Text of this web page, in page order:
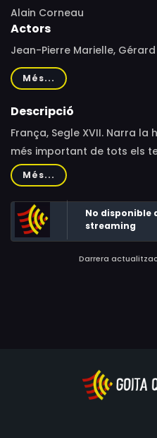
Alain Corneau
Actors
Jean-Pierre Marielle,
Guillaume Depardieu,
Jean-Claude Dreyfus, Yves
Marie Poirier, Myriam Boyer,
Més...
Descripció
França, Segle XVII. Narra
més important de tots els
un alumne a la cort de Lluís
Més...
No disponible
streaming
Darrera